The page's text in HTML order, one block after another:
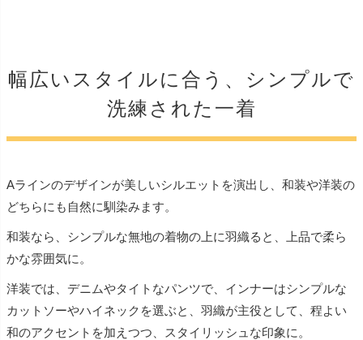
幅広いスタイルに合う、シンプルで
洗練された一着
Aラインのデザインが美しいシルエットを演出し、和装や洋装の
どちらにも自然に馴染みます。
和装なら、シンプルな無地の着物の上に羽織ると、上品で柔ら
かな雰囲気に。
洋装では、デニムやタイトなパンツで、インナーはシンプルな
カットソーやハイネックを選ぶと、羽織が主役として、程よい
和のアクセントを加えつつ、スタイリッシュな印象に。